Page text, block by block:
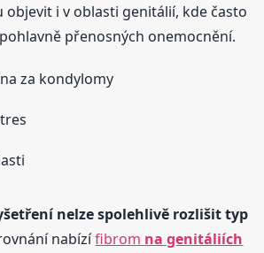
objevit i v oblasti genitálií, kde často
přenosných onemocnění.
za kondylomy
nelze spolehlivě rozlišit typ
nabízífibrom na genitáliích